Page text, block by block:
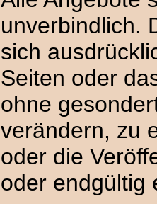
unverbindlich.
sich
Seiten oder
ohne
verändern, zu
oder die
oder endgültig